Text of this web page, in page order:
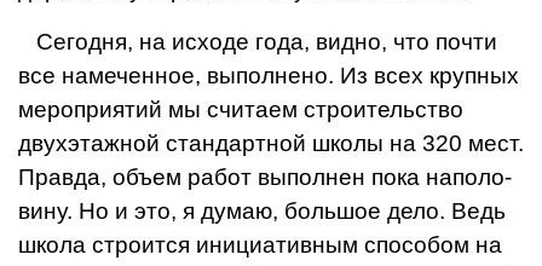
Сегодня, на исходе года, видно, что почти
все наме­ченное, выполнено. Из всех крупных
мероприятий мы счи­таем строительство
двухэтажной стандартной школы на 320 мест.
Правда, объем работ выполнен пока наполо­
вину. Но и это, я думаю, большое дело. Ведь
школа строится инициативным спо­собом на